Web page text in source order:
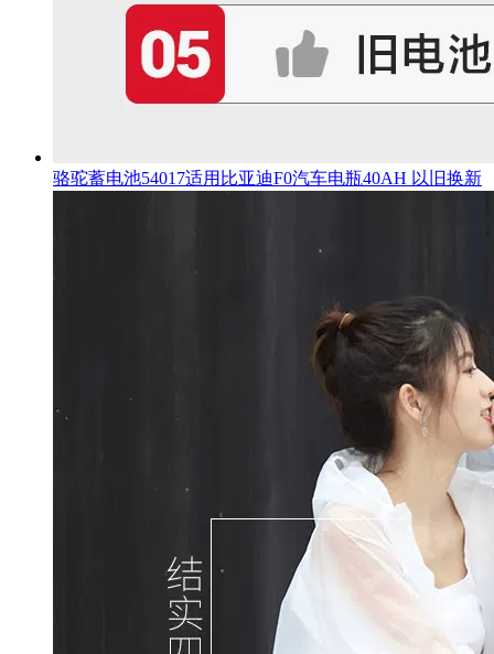
骆驼蓄电池54017适用比亚迪F0汽车电瓶40AH 以旧换新